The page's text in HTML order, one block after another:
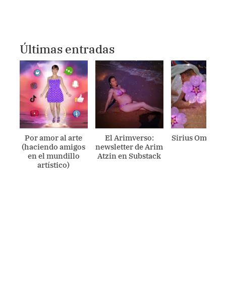
Últimas entradas
Por amor al arte
(haciendo amigos
en el mundillo
artístico)
El Arimverso:
newsletter de Arim
Atzin en Substack
Sirius